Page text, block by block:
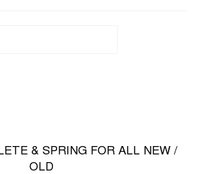
& SPRING FOR ALL NEW /
OLD